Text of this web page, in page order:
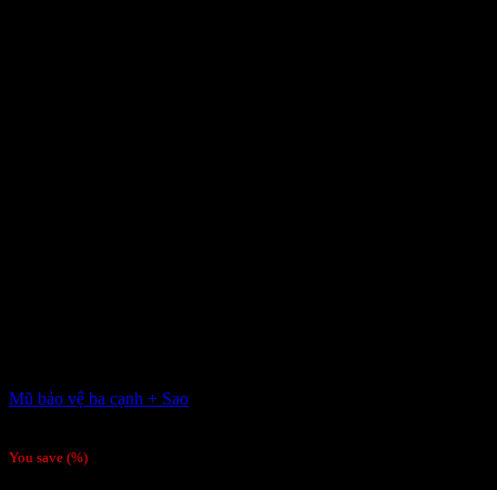
Mũ bảo vệ ba cạnh + Sao
You save (%)